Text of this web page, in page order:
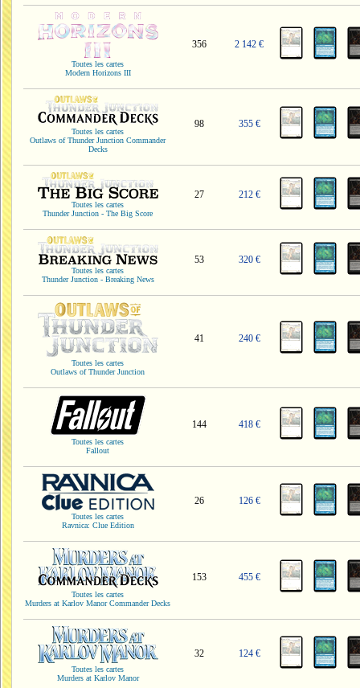
Toutes les cartes
Modern Horizons III
356 2 142 €
Toutes les cartes
Outlaws of Thunder Junction Commander
Decks
98 355 €
Toutes les cartes
Thunder Junction - The Big Score
27 212 €
Toutes les cartes
Thunder Junction - Breaking News
53 320 €
Toutes les cartes
Outlaws of Thunder Junction
41 240 €
Toutes les cartes
Fallout
144 418 €
Toutes les cartes
Ravnica: Clue Edition
26 126 €
Toutes les cartes
Murders at Karlov Manor Commander Decks
153 455 €
Toutes les cartes
Murders at Karlov Manor
32 124 €